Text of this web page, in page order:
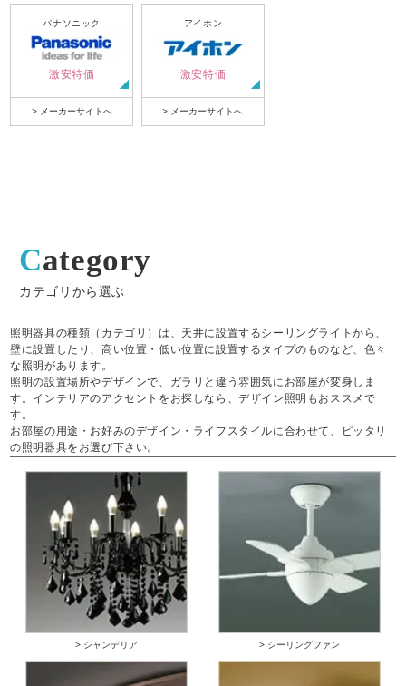
パナソニック
激安特価
> メーカーサイトへ
アイホン
激安特価
> メーカーサイトへ
Category
カテゴリから選ぶ
照明器具の種類（カテゴリ）は、天井に設置するシーリングライトから、
壁に設置したり、高い位置・低い位置に設置するタイプのものなど、色々
な照明があります。
照明の設置場所やデザインで、ガラリと違う雰囲気にお部屋が変身しま
す。インテリアのアクセントをお探しなら、デザイン照明もおススメで
す。
お部屋の用途・お好みのデザイン・ライフスタイルに合わせて、ピッタリ
の照明器具をお選び下さい。
> シャンデリア > シーリングファン